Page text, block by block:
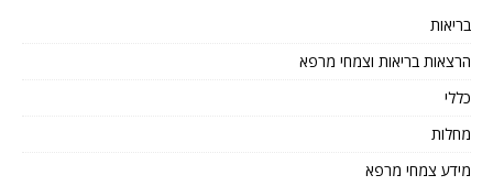
בריאות
הרצאות בריאות וצמחי מרפא
כללי
מחלות
מידע צמחי מרפא